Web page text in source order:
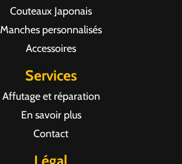
Couteaux Japonais
Manches personnalisés
Accessoires
Services
Affutage et réparation
En savoir plus
Contact